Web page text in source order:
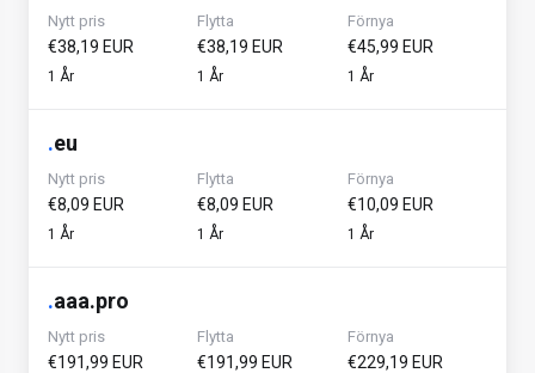
Nytt pris
€38,19 EUR
1 År
Flytta
€38,19 EUR
1 År
Förnya
€45,99 EUR
1 År
.eu
Nytt pris
€8,09 EUR
1 År
Flytta
€8,09 EUR
1 År
Förnya
€10,09 EUR
1 År
.aaa.pro
Nytt pris
€191,99 EUR
Flytta
€191,99 EUR
Förnya
€229,19 EUR